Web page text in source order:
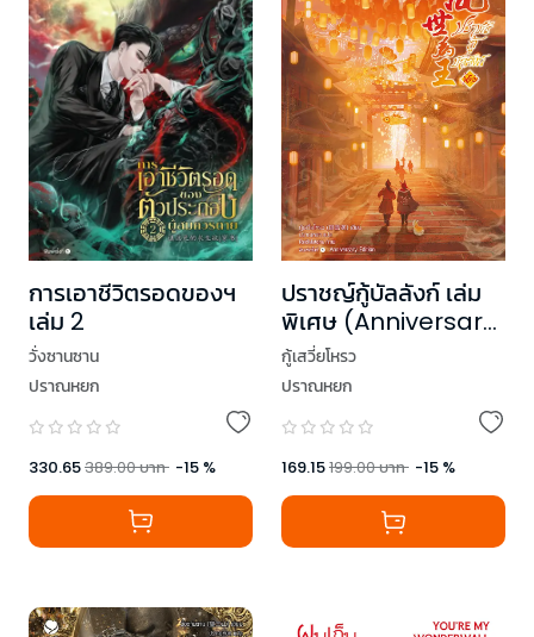
การเอาชีวิตรอดของฯ
เล่ม 2
วั่งซานซาน
ปราณหยก
330.65389.00บาท -15 %
ปราชญ์กู้บัลลังก์ เล่ม
พิเศษ (Anniversary
Edition)
กู้เสวี่ยโหรว
ปราณหยก
169.15199.00บาท -15 %